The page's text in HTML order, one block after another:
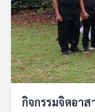
กิจกรรมจิตอา